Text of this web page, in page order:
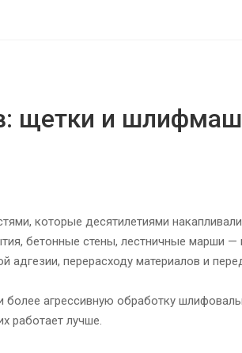
щетки и
которые десятилетиями
бетонные стены, лестничные марши —
адгезии, перерасходу материалов и
более агрессивную обработку
работает лучше.